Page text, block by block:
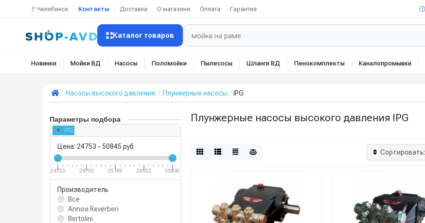
🚩Челябинск Контакты Доставка О магазине Оплата Гарантия
Каталог товаров
Новинки Мойки ВД Насосы Поломойки Пылесосы Шланги ВД Пенокомплекты Каналопромывки
Насосы высокого давления Плунжерные насосы IPG
Параметры подбора
IPG
Цена: 24753 - 50845 руб
24753 24792 25189 26552 50845
Производитель
Все
Annovi Reverberi
Bertolini
Плунжерные насосы высокого давления IPG
Сортировать: